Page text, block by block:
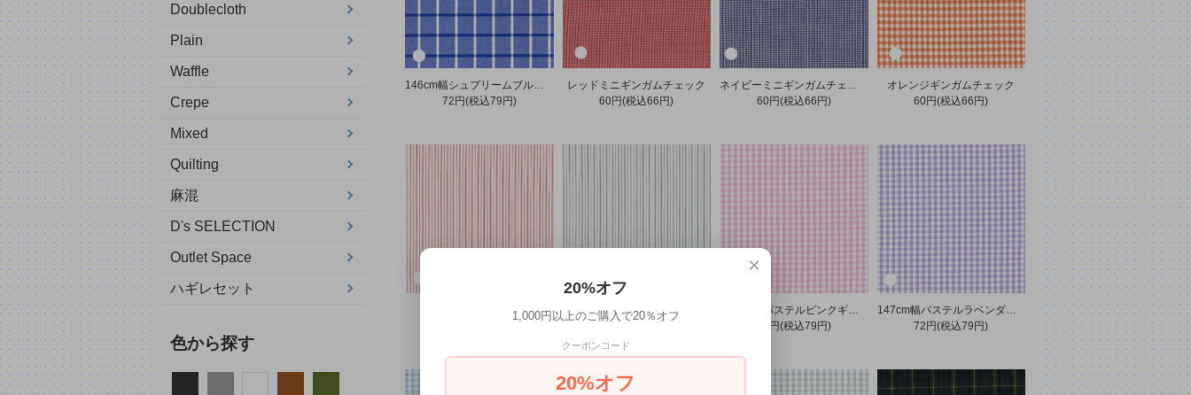
146cm幅シュプリームブルーチェック
72円(税込79円)
レッドミニギンガムチェック
60円(税込66円)
ネイビーミニギンガムチェック
60円(税込66円)
オレンジギンガムチェック
60円(税込66円)
アルカレッドストライプ
アルカグレーストライプ
60円(税込66円)
72円(税込79円)
147cm幅パステルラベンダーギンガムチェック
72円(税込79円)
Doublecloth
Plain
Waffle
Crepe
Mixed
Quilting
麻混
D's SELECTION
Outlet Space
ハギレセット
色から探す
×
20%オフ
1,000円以上のご購入で20％オフ
クーポンコード
20%オフ